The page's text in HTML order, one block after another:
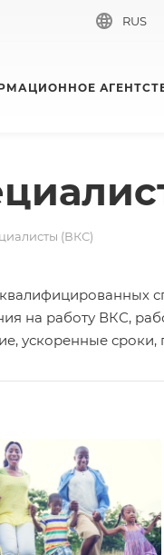
RUS
(ВКС)
на работу ВКС,
ускоренные